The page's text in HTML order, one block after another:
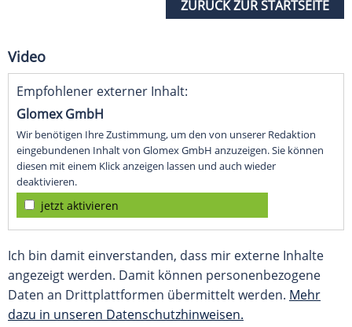
ZURÜCK ZUR STARTSEITE
Video
Empfohlener externer Inhalt:
Glomex GmbH
Wir benötigen Ihre Zustimmung, um den von unserer Redaktion
eingebundenen Inhalt von Glomex GmbH anzuzeigen. Sie können
diesen mit einem Klick anzeigen lassen und auch wieder
deaktivieren.
jetzt aktivieren
Ich bin damit einverstanden, dass mir externe Inhalte
angezeigt werden. Damit können personenbezogene
Daten an Drittplattformen übermittelt werden. Mehr
dazu in unseren Datenschutzhinweisen.